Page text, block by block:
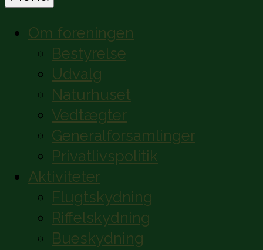
Om foreningen
Bestyrelse
Udvalg
Naturhuset
Vedtægter
Generalforsamlinger
Privatlivspolitik
Aktiviteter
Flugtskydning
Riffelskydning
Bueskydning